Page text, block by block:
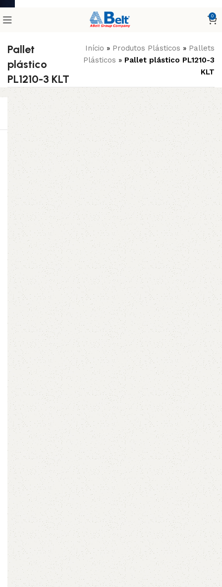
0
Pallet
plástico
PL1210-3 KLT
Início » Produtos Plásticos » Pallets
Plásticos » Pallet plástico PL1210-3
KLT